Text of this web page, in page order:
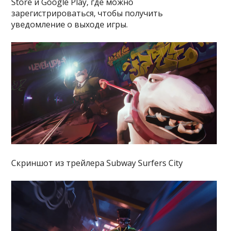
зарегистрироваться, чтобы получить
уведомление о выходе игры.
Скриншот из трейлера Subway Surfers City